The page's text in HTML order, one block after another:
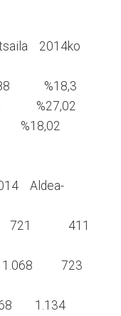
2014ko
%18,3
%27,02
Aldea-
310 721 411
1.068 723
1.134